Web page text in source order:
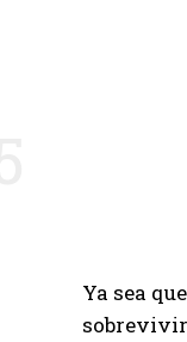
Ya sea
sobrevivir